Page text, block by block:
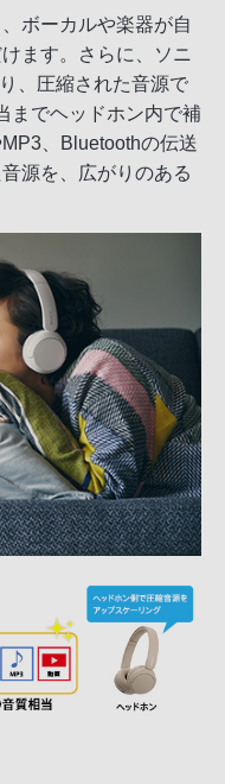
ボーカルや楽器が自
ます。さらに、ソニ
、圧縮された音源で
までヘッドホン内で補
、Bluetoothの伝送
源を、広がりのある